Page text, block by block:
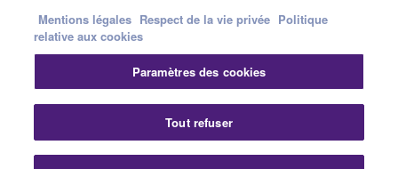
Nous contacterConditions d'utilisation
Respect de la vie privéePolitique relative aux cookies
Mentions légales
Mentions légales Respect de la vie privée Politique
relative aux cookies
Paramètres des cookies
Tout refuser